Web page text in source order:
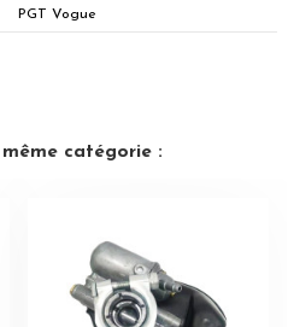
PGT Vogue
catégorie :